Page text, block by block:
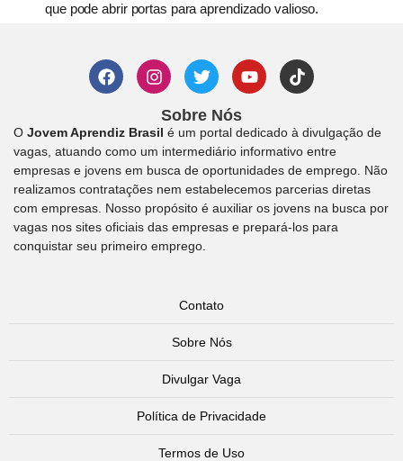
que pode abrir portas para aprendizado valioso.
Sobre Nós
O Jovem Aprendiz Brasil é um portal dedicado à divulgação de
vagas, atuando como um intermediário informativo entre
empresas e jovens em busca de oportunidades de emprego. Não
realizamos contratações nem estabelecemos parcerias diretas
com empresas. Nosso propósito é auxiliar os jovens na busca por
vagas nos sites oficiais das empresas e prepará-los para
conquistar seu primeiro emprego.
Contato
Sobre Nós
Divulgar Vaga
Política de Privacidade
Termos de Uso